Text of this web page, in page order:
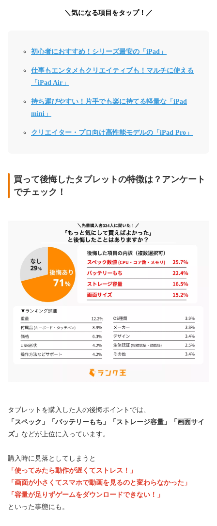
＼気になる項目をタップ！／
初心者におすすめ！シリーズ最安の「iPad」
仕事もエンタメもクリエイティブも！マルチに使える
「iPad Air」
持ち運びやすい！片手でも楽に持てる軽量な「iPad
mini」
クリエイター・プロ向け高性能モデルの「iPad Pro」
買って後悔したタブレットの特徴は？アンケート
でチェック！
タブレットを購入した人の後悔ポイントでは、
「スペック」「バッテリーもち」「ストレージ容量」「画面サイ
ズ」 などが上位に入っています。
購入時に見落としてしまうと
「使ってみたら動作が遅くてストレス！」
「画面が小さくてスマホで動画を見るのと変わらなかった」
「容量が足りずゲームをダウンロードできない！」
といった事態にも。